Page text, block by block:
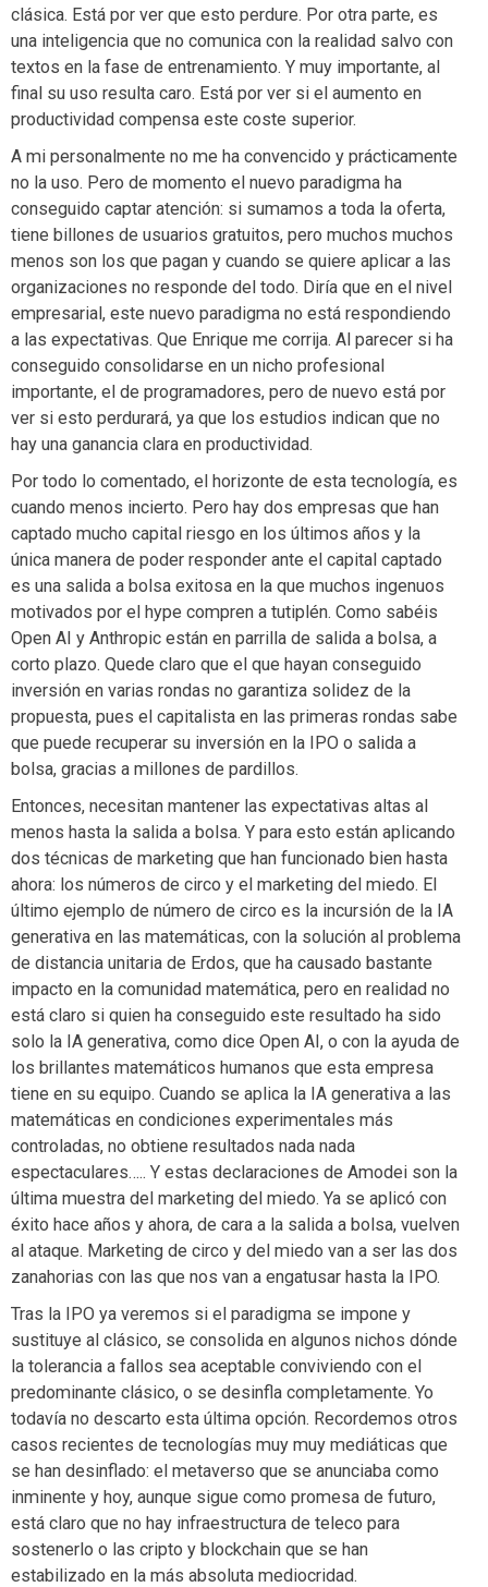
clásica. Está por ver que esto perdure. Por otra parte, es
una inteligencia que no comunica con la realidad salvo con
textos en la fase de entrenamiento. Y muy importante, al
final su uso resulta caro. Está por ver si el aumento en
productividad compensa este coste superior.
A mi personalmente no me ha convencido y prácticamente
no la uso. Pero de momento el nuevo paradigma ha
conseguido captar atención: si sumamos a toda la oferta,
tiene billones de usuarios gratuitos, pero muchos muchos
menos son los que pagan y cuando se quiere aplicar a las
organizaciones no responde del todo. Diría que en el nivel
empresarial, este nuevo paradigma no está respondiendo
a las expectativas. Que Enrique me corrija. Al parecer si ha
conseguido consolidarse en un nicho profesional
importante, el de programadores, pero de nuevo está por
ver si esto perdurará, ya que los estudios indican que no
hay una ganancia clara en productividad.
Por todo lo comentado, el horizonte de esta tecnología, es
cuando menos incierto. Pero hay dos empresas que han
captado mucho capital riesgo en los últimos años y la
única manera de poder responder ante el capital captado
es una salida a bolsa exitosa en la que muchos ingenuos
motivados por el hype compren a tutiplén. Como sabéis
Open AI y Anthropic están en parrilla de salida a bolsa, a
corto plazo. Quede claro que el que hayan conseguido
inversión en varias rondas no garantiza solidez de la
propuesta, pues el capitalista en las primeras rondas sabe
que puede recuperar su inversión en la IPO o salida a
bolsa, gracias a millones de pardillos.
Entonces, necesitan mantener las expectativas altas al
menos hasta la salida a bolsa. Y para esto están aplicando
dos técnicas de marketing que han funcionado bien hasta
ahora: los números de circo y el marketing del miedo. El
último ejemplo de número de circo es la incursión de la IA
generativa en las matemáticas, con la solución al problema
de distancia unitaria de Erdos, que ha causado bastante
impacto en la comunidad matemática, pero en realidad no
está claro si quien ha conseguido este resultado ha sido
solo la IA generativa, como dice Open AI, o con la ayuda de
los brillantes matemáticos humanos que esta empresa
tiene en su equipo. Cuando se aplica la IA generativa a las
matemáticas en condiciones experimentales más
controladas, no obtiene resultados nada nada
espectaculares….. Y estas declaraciones de Amodei son la
última muestra del marketing del miedo. Ya se aplicó con
éxito hace años y ahora, de cara a la salida a bolsa, vuelven
al ataque. Marketing de circo y del miedo van a ser las dos
zanahorias con las que nos van a engatusar hasta la IPO.
Tras la IPO ya veremos si el paradigma se impone y
sustituye al clásico, se consolida en algunos nichos dónde
la tolerancia a fallos sea aceptable conviviendo con el
predominante clásico, o se desinfla completamente. Yo
todavía no descarto esta última opción. Recordemos otros
casos recientes de tecnologías muy muy mediáticas que
se han desinflado: el metaverso que se anunciaba como
inminente y hoy, aunque sigue como promesa de futuro,
está claro que no hay infraestructura de teleco para
sostenerlo o las cripto y blockchain que se han
estabilizado en la más absoluta mediocridad.